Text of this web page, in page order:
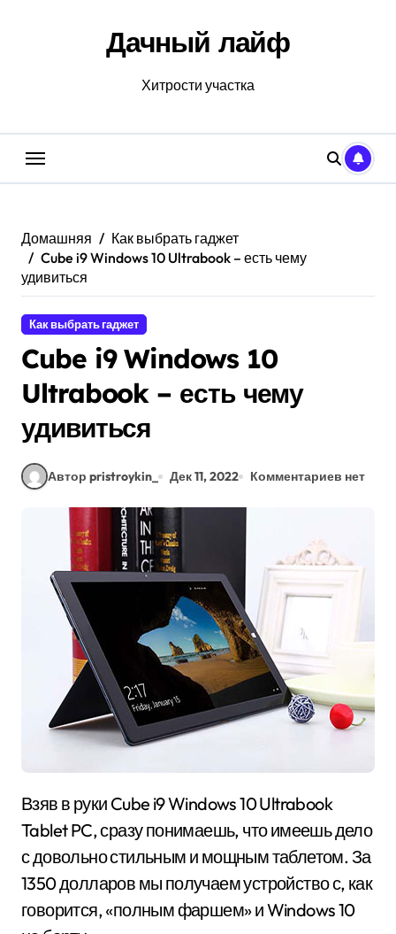
Дачный лайф
Хитрости участка
Домашняя
Как выбрать гаджет
Cube i9 Windows 10 Ultrabook – есть чему
удивиться
Как выбрать гаджет
Cube i9 Windows 10
Ultrabook – есть чему
удивиться
Автор pristroykin_ Дек 11, 2022 Комментариев нет
Взяв в руки Cube i9 Windows 10 Ultrabook
Tablet PC, сразу понимаешь, что имеешь дело
с довольно стильным и мощным таблетом. За
1350 долларов мы получаем устройство с, как
говорится, «полным фаршем» и Windows 10